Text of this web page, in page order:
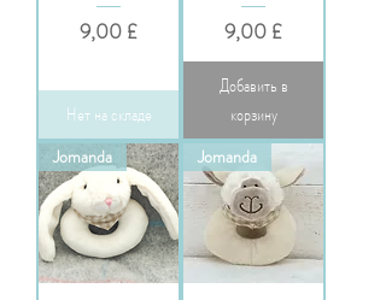
Цена
9,00 £
Нет на складе
Цена
9,00 £
Добавить в
корзину
Jomanda Jomanda